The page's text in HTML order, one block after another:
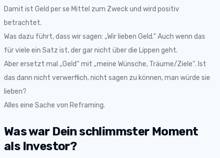
Damit ist Geld per se Mittel zum Zweck und wird positiv
betrachtet.
Was dazu führt, dass wir sagen: „Wir lieben Geld.“ Auch wenn das
für viele ein Satz ist, der gar nicht über die Lippen geht.
Aber ersetzt mal „Geld“ mit „meine Wünsche, Träume/Ziele“. Ist
das dann nicht verwerflich, nicht sagen zu können, man würde sie
lieben?
Alles eine Sache von Reframing.
Was war Dein schlimmster Moment
als Investor?